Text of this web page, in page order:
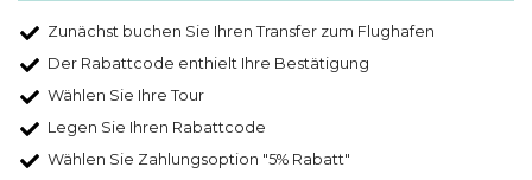
Zunächst buchen Sie Ihren Transfer zum Flughafen
Der Rabattcode enthielt Ihre Bestätigung
Wählen Sie Ihre Tour
Legen Sie Ihren Rabattcode
Wählen Sie Zahlungsoption "5% Rabatt"